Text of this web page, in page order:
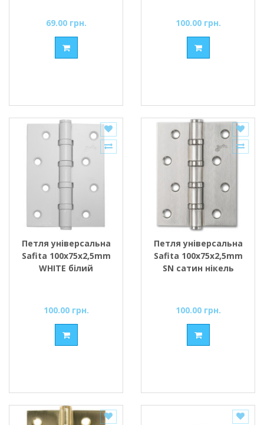
69.00 грн.
100.00 грн.
Петля універсальна
Safita 100х75х2,5mm
WHITE білий
100.00 грн.
Петля універсальна
Safita 100х75х2,5mm
SN сатин нікель
100.00 грн.